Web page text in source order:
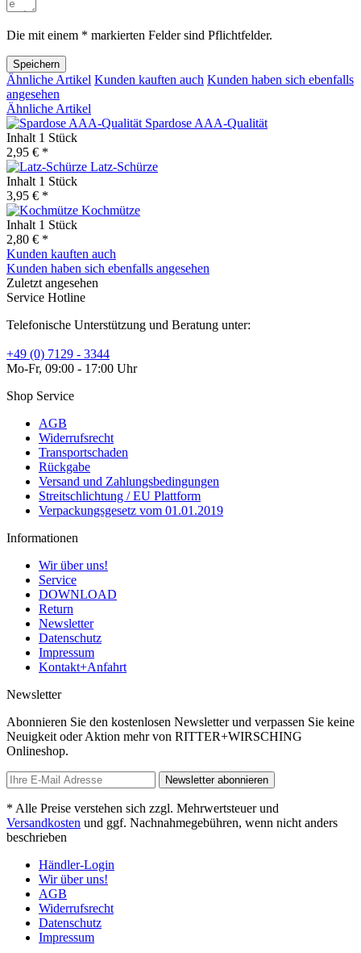
Die mit einem * markierten Felder sind Pflichtfelder.
Speichern
Ähnliche Artikel Kunden kauften auch Kunden haben sich ebenfalls
angesehen
Ähnliche Artikel
Spardose AAA-Qualität
Inhalt 1 Stück
2,95 € *
Latz-Schürze
Inhalt 1 Stück
3,95 € *
Kochmütze
Inhalt 1 Stück
2,80 € *
Kunden kauften auch
Kunden haben sich ebenfalls angesehen
Zuletzt angesehen
Service Hotline
Telefonische Unterstützung und Beratung unter:
+49 (0) 7129 - 3344
Mo-Fr, 09:00 - 17:00 Uhr
Shop Service
AGB
Widerrufsrecht
Transportschaden
Rückgabe
Versand und Zahlungsbedingungen
Streitschlichtung / EU Plattform
Verpackungsgesetz vom 01.01.2019
Informationen
Wir über uns!
Service
DOWNLOAD
Return
Newsletter
Datenschutz
Impressum
Kontakt+Anfahrt
Newsletter
Abonnieren Sie den kostenlosen Newsletter und verpassen Sie keine
Neuigkeit oder Aktion mehr von RITTER+WIRSCHING
Onlineshop.
Newsletter abonnieren
* Alle Preise verstehen sich zzgl. Mehrwertsteuer und
Versandkosten und ggf. Nachnahmegebühren, wenn nicht anders
beschrieben
Händler-Login
Wir über uns!
AGB
Widerrufsrecht
Datenschutz
Impressum